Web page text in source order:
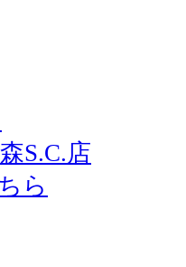
S.C.店
ら